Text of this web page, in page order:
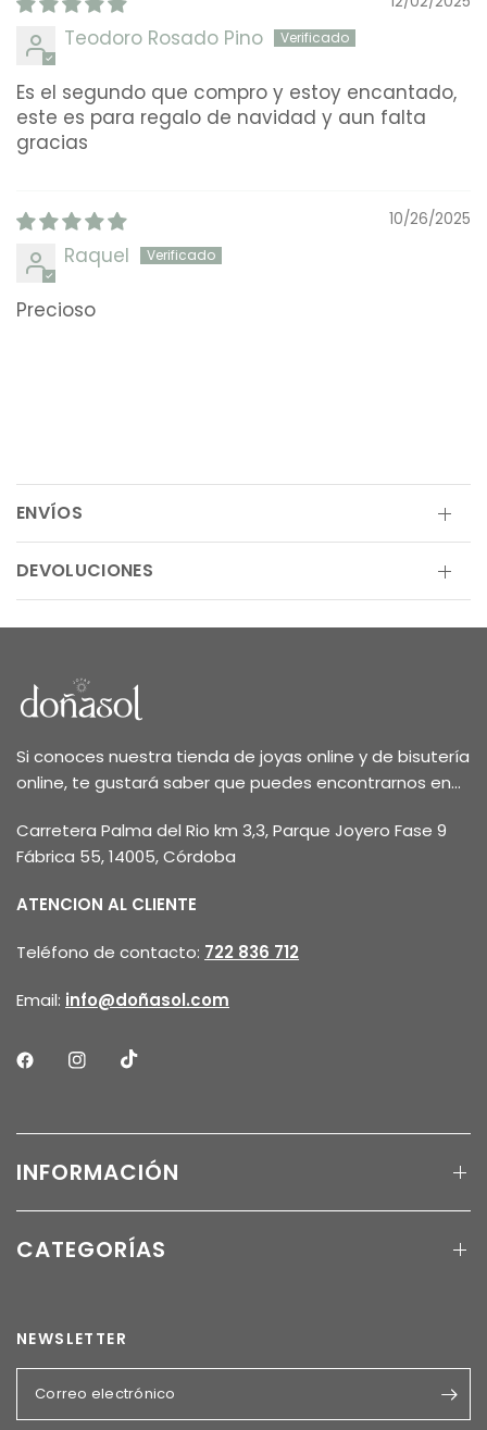
Teodoro Rosado Pino
Es el segundo que compro y estoy encantado,
este es para regalo de navidad y aun falta
gracias
10/26/2025
Raquel
Precioso
ENVÍOS
DEVOLUCIONES
Si conoces nuestra tienda de joyas online y de bisutería
online, te gustará saber que puedes encontrarnos en...
Carretera Palma del Rio km 3,3, Parque Joyero Fase 9
Fábrica 55, 14005, Córdoba
ATENCION AL CLIENTE
Teléfono de contacto: 722 836 712
Email: info@doñasol.com
INFORMACIÓN
CATEGORÍAS
NEWSLETTER
Correo electrónico